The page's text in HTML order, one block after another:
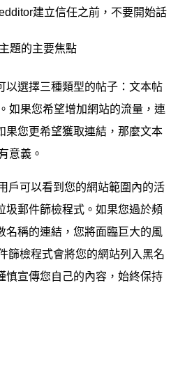
建立信任之前，不要開始話
題的主要焦點
以選擇三種類型的帖子：文本帖
如果您希望增加網站的流量，連
果您更希望獲取連結，那麼文本
意義。
戶可以看到您的網站範圍內的活
圾郵件篩檢程式。如果您過於頻
名稱的連結，您將面臨巨大的風
篩檢程式會將您的網站列入黑名
慎宣傳您自己的內容，始終保持